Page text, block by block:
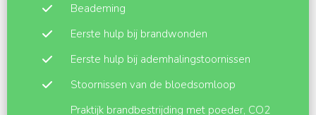
Beademing
Eerste hulp bij brandwonden
Eerste hulp bij ademhalingstoornissen
Stoornissen van de bloedsomloop
Praktijk brandbestrijding met poeder, CO2